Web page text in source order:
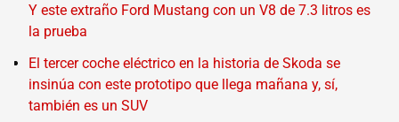
Y este extraño Ford Mustang con un V8 de 7.3 litros es
la prueba
El tercer coche eléctrico en la historia de Skoda se
insinúa con este prototipo que llega mañana y, sí,
también es un SUV